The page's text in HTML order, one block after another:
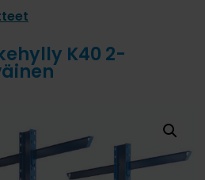
K40 2-